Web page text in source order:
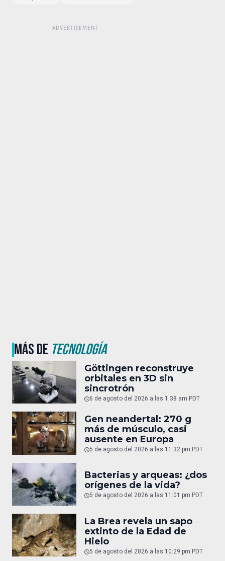
MÁS DE TECNOLOGÍA
Göttingen reconstruye
orbitales en 3D sin
sincrotrón
6 de agosto del 2026 a las 1:38 am PDT
Gen neandertal: 270 g
más de músculo, casi
ausente en Europa
5 de agosto del 2026 a las 11:32 pm PDT
Bacterias y arqueas: ¿dos
orígenes de la vida?
5 de agosto del 2026 a las 11:01 pm PDT
La Brea revela un sapo
extinto de la Edad de
Hielo
5 de agosto del 2026 a las 10:29 pm PDT